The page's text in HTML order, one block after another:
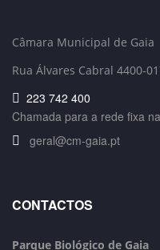
Câmara Municipal de Gaia
Rua Álvares Cabral 4400-
223 742 400
Chamada para a rede fixa
geral@cm-gaia.pt
CONTACTOS
Parque Biológico de Gaia